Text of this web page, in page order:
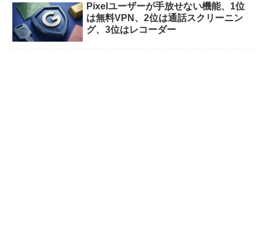
Pixelユーザーが手放せない機能、1位
は無料VPN、2位は通話スクリーニン
グ、3位はレコーダー